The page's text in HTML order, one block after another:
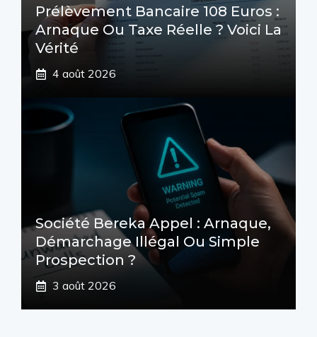
Prélèvement Bancaire 108 Euros :
Arnaque Ou Taxe Réelle ? Voici La
Vérité
4 août 2026
Société Bereka Appel : Arnaque,
Démarchage Illégal Ou Simple
Prospection ?
3 août 2026